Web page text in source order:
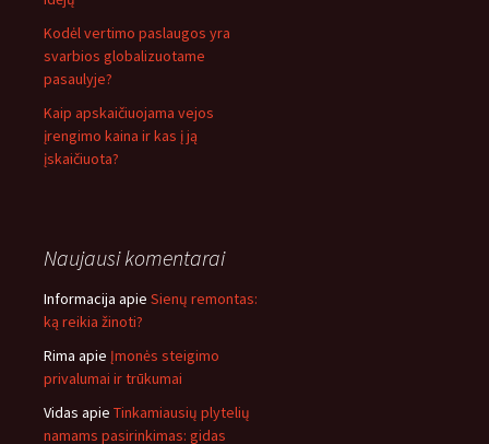
Kodėl vertimo paslaugos yra
svarbios globalizuotame
pasaulyje?
Kaip apskaičiuojama vejos
įrengimo kaina ir kas į ją
įskaičiuota?
Naujausi komentarai
Informacija apie Sienų remontas:
ką reikia žinoti?
Rima apie Įmonės steigimo
privalumai ir trūkumai
Vidas apie Tinkamiausių plytelių
namams pasirinkimas: gidas